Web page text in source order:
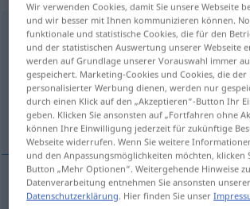
ausgefallenadj
Übersicht aller Übersetzungen
(Für mehr Details die Übersetzung anklicken/
neobičan
neobičan ausgefallen
Wir verwenden Cookies, damit Sie unsere Webseite
und wir besser mit Ihnen kommunizieren können.
funktionale und statistische Cookies, die für den
und der statistischen Auswertung unserer Webseite
werden auf Grundlage unserer Vorauswahl immer
gespeichert. Marketing-Cookies und Cookies, die
personalisierter Werbung dienen, werden nur
durch einen Klick auf den „Akzeptieren“-Button Ihr
geben. Klicken Sie ansonsten auf „Fortfahren ohne
können Ihre Einwilligung jederzeit für zukünftige
Webseite widerrufen. Wenn Sie weitere
und den Anpassungsmöglichkeiten möchten, klicken
Button „Mehr Optionen“. Weitergehende Hinweise
Datenverarbeitung entnehmen Sie ansonsten unserer
Datenschutzerklärung. Hier finden Sie unser